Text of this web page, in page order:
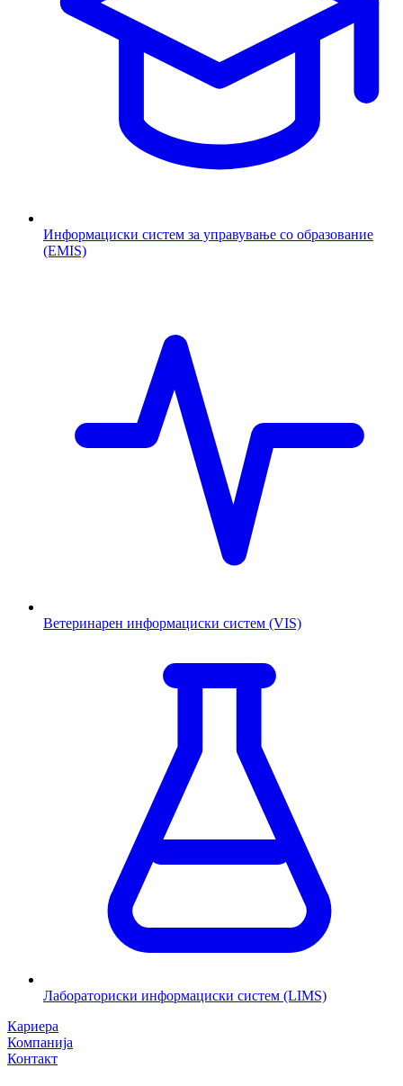
Информациски систем за управување со образование
(EMIS)
Ветеринарен информациски систем (VIS)
Лабораториски информациски систем (LIMS)
Кариера
Компанија
Контакт